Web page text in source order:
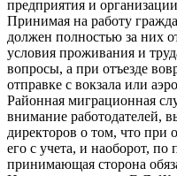
предприятия и
Принимая на работу
должен полностью за них
условия проживания и
вопросы, а при отъезде
отправке с вокзала или
Районная миграционная
внимание работодателей,
директоров о том, что при
его с учета, и наоборот, по
принимающая сторона